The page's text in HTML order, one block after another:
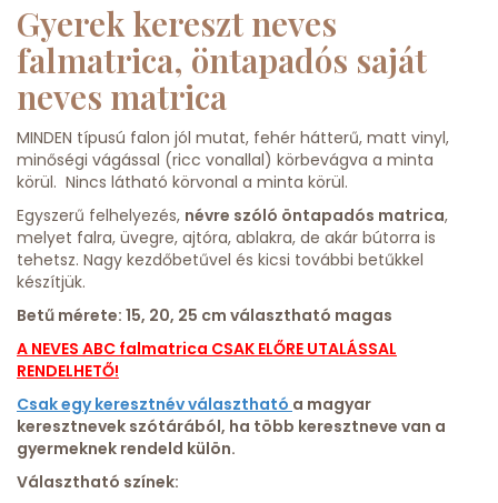
Gyerek kereszt neves
falmatrica, öntapadós saját
neves matrica
MINDEN típusú falon jól mutat, fehér hátterű, matt vinyl,
minőségi vágással (ricc vonallal) körbevágva a minta
körül. Nincs látható körvonal a minta körül.
Egyszerű felhelyezés, névre szóló öntapadós matrica,
melyet falra, üvegre, ajtóra, ablakra, de akár bútorra is
tehetsz. Nagy kezdőbetűvel és kicsi további betűkkel
készítjük.
Betű mérete: 15, 20, 25 cm választható magas
A NEVES ABC falmatrica CSAK ELŐRE UTALÁSSAL
RENDELHETŐ!
Csak egy keresztnév választható a magyar
keresztnevek szótárából, ha több keresztneve van a
gyermeknek rendeld külön.
Választható színek: